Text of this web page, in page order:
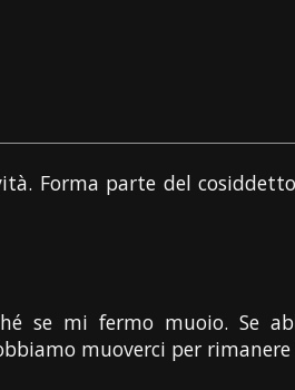
Forma parte del
se mi fermo muoio. Se
muoverci per rimanere